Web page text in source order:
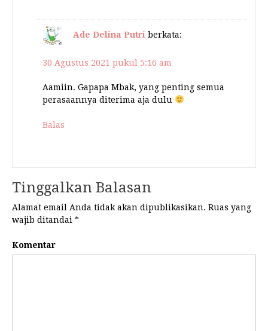
Ade Delina Putri berkata:
30 Agustus 2021 pukul 5:16 am
Aamiin. Gapapa Mbak, yang penting semua
perasaannya diterima aja dulu
Balas
Tinggalkan Balasan
Alamat email Anda tidak akan dipublikasikan. Ruas yang
wajib ditandai *
Komentar